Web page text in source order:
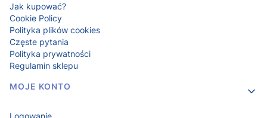
Jak kupować?
Cookie Policy
Polityka plików cookies
Częste pytania
Polityka prywatności
Regulamin sklepu
MOJE KONTO